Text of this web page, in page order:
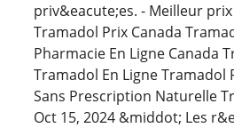
priv&eacute;es. - Meilleur
Tramadol Prix Canada
Pharmacie En Ligne Canada
Tramadol En Ligne Tramadol
Sans Prescription Naturelle
Oct 15, 2024 &middot; Les